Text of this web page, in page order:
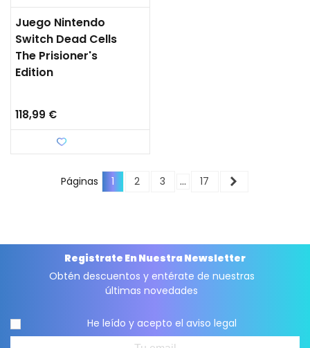
Juego Nintendo
Switch Dead Cells
The Prisioner's
Edition
118,99 €
Páginas 1 2 3 … 17
Registrate En Nuestra Newsletter
Obtén descuentos y entérate de nuestras
últimas novedades
He leído y acepto el aviso legal